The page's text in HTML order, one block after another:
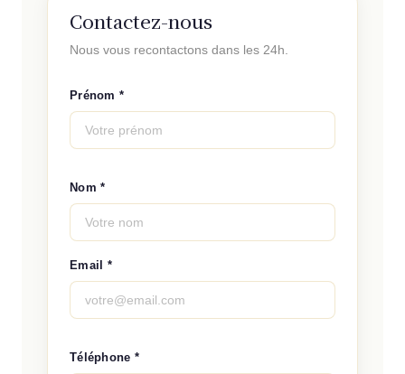
Contactez-nous
Nous vous recontactons dans les 24h.
Prénom *
Nom *
Email *
Téléphone *